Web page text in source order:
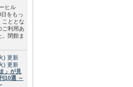
ヒル
をもっ
こととな
ご利用あ
。閉館ま
) 更新
) 更新
」が見
10選 ～